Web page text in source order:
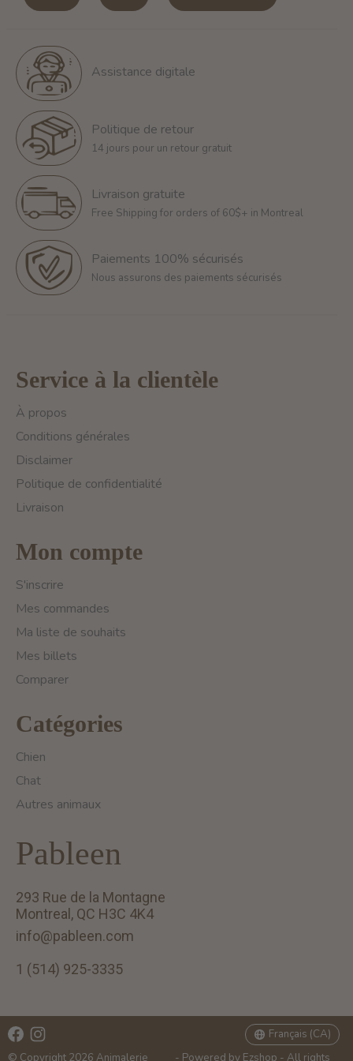
Assistance digitale
Politique de retour
14 jours pour un retour gratuit
Livraison gratuite
Free Shipping for orders of 60$+ in Montreal
Paiements 100% sécurisés
Nous assurons des paiements sécurisés
Service à la clientèle
À propos
Conditions générales
Disclaimer
Politique de confidentialité
Livraison
Mon compte
S'inscrire
Mes commandes
Ma liste de souhaits
Mes billets
Comparer
Catégories
Chien
Chat
Autres animaux
Pableen
293 Rue de la Montagne
Montreal, QC H3C 4K4
info@pableen.com
1 (514) 925-3335
© Copyright 2026 Animalerie - Powered by Ezshop - All rights
Français (CA)